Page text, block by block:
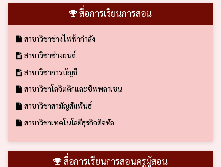
สื่อการเรียนการสอน
สาขาวิชาช่างไฟฟ้ากำลัง
สาขาวิชาช่างยนต์
สาขาวิชาการบัญชี
สาขาวิชาโลจิตติกและซัพพลาเชน
สาขาวิชาสามัญสัมพันธ์
สาขาวิชาเทคโนโลยีธุรกิจดิจทัล
สื่อการเรียนการสอนครูผู้สอน